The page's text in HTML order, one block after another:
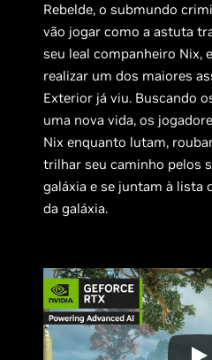
Rebelde, o submundo
vão jogar como a astuta
seu leal companheiro Nix,
realizar um dos maiores
Exterior já viu. Buscando
uma nova vida, os
Nix enquanto lutam,
trilhar seu caminho pelos
galáxia e se juntam à lista
da galáxia.